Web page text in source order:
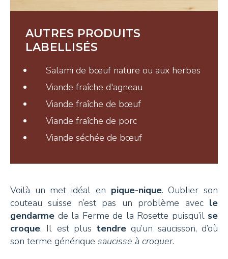
Miel et autres douceurs
Ambassadeurs
Économie et Tourisme
Place du Village 6,
1660 Château-d’Œx
+41 26 924 25 25
AUTRES PRODUITS
LABELLISÉS
Salami de bœuf nature ou aux herbes
Viande fraîche d'agneau
Viande fraîche de bœuf
Viande fraîche de porc
Viande séchée de bœuf
Voilà un met idéal en pique-nique. Oublier son
couteau suisse n’est pas un problème avec le
gendarme de la Ferme de la Rosette puisqu’il se
croque. Il est plus tendrequ’un saucisson, d’où
son terme générique saucisse à croquer.